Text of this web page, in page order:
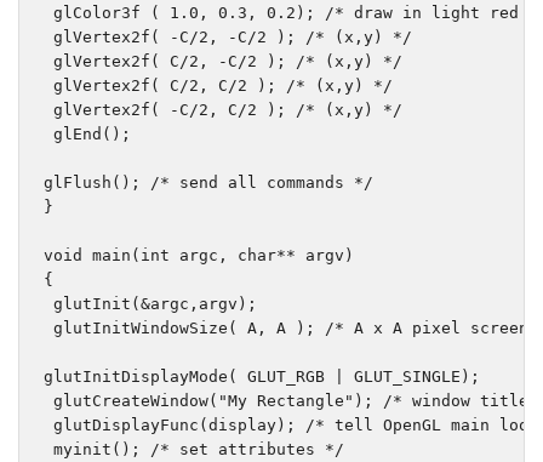
glColor3f
( 1.0 , 0.3 , 0.2 );
/* draw in light red
glVertex2f ( - C /2 , - C /2 );
/* (x,y) */
glVertex2f ( C /2 , - C /2 );
/* (x,y) */
glVertex2f ( C /2 , C /2 );
/* (x,y) */
glVertex2f ( - C /2 , C /2 );
/* (x,y) */
glEnd ();
glFlush ();
/* send all commands */
}
void main ( int argc , char** argv )
{
glutInit (&argc , argv );
glutInitWindowSize ( A , A ); /* A x A pixel screen
glutInitDisplayMode ( GLUT_RGB GLUT_SINGLE );
glutCreateWindow( "My Rectangle" );
/* window title
glutDisplayFunc ( display );
/* tell OpenGL main
myinit (); /* set attributes */